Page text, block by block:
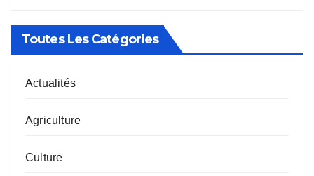
Toutes Les Catégories
Actualités
Agriculture
Culture